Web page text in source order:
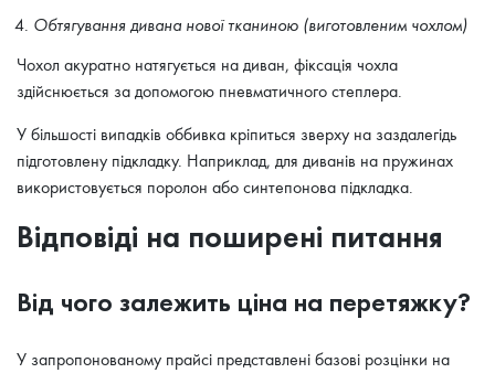
Обтягування дивана нової тканиною (виготовленим чохлом)
Чохол акуратно натягується на диван, фіксація чохла
здійснюється за допомогою пневматичного степлера.
У більшості випадків оббивка кріпиться зверху на заздалегідь
підготовлену підкладку. Наприклад, для диванів на пружинах
використовується поролон або синтепонова підкладка.
Відповіді на поширені питання
Від чого залежить ціна на перетяжку?
У запропонованому прайсі представлені базові розцінки на